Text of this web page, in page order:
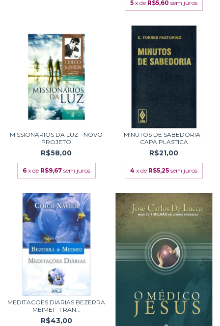
5 x de R$5,60 sem juros
MISSIONARIOS DA LUZ - NOVO
PROJETO
R$58,00
6 x de R$9,67 sem juros
MINUTOS DE SABEDORIA -
CAPA PLASTICA
R$21,00
4 x de R$5,25 sem juros
MEDITACOES DIARIAS BEZERRA
MEIMEI - FRAN...
R$43,00